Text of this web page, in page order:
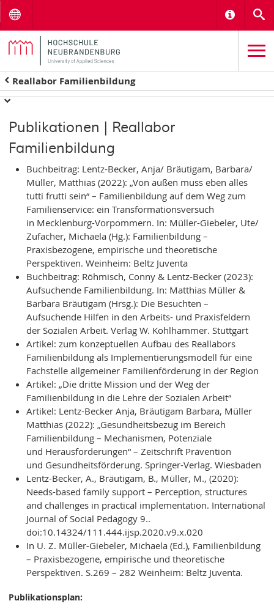
Reallabor Familienbildung
Publikationen | Reallabor
Familienbildung
Buchbeitrag: Lentz-Becker, Anja/ Bräutigam, Barbara/
Müller, Matthias (2022): „Von außen muss eben alles
tutti frutti sein“ – Familienbildung auf dem Weg zum
Familienservice: ein Transformationsversuch
in Mecklenburg-Vorpommern. In: Müller-Giebeler, Ute/
Zufacher, Michaela (Hg.): Familienbildung –
Praxisbezogene, empirische und theoretische
Perspektiven. Weinheim: Beltz Juventa
Buchbeitrag: Röhmisch, Conny & Lentz-Becker (2023):
Aufsuchende Familienbildung. In: Matthias Müller &
Barbara Bräutigam (Hrsg.): Die Besuchten –
Aufsuchende Hilfen in den Arbeits- und Praxisfeldern
der Sozialen Arbeit. Verlag W. Kohlhammer. Stuttgart
Artikel: zum konzeptuellen Aufbau des Reallabors
Familienbildung als Implementierungsmodell für eine
Fachstelle allgemeiner Familienförderung in der Region
Artikel: „Die dritte Mission und der Weg der
Familienbildung in die Lehre der Sozialen Arbeit“
Artikel: Lentz-Becker Anja, Bräutigam Barbara, Müller
Matthias (2022): „Gesundheitsbezug im Bereich
Familienbildung – Mechanismen, Potenziale
und Herausforderungen“ – Zeitschrift Prävention
und Gesundheitsförderung. Springer-Verlag. Wiesbaden
Lentz-Becker, A., Bräutigam, B., Müller, M., (2020):
Needs-based family support – Perception, structures
and challenges in practical implementation. International
Journal of Social Pedagogy 9..
doi:10.14324/111.444.ijsp.2020.v9.x.020
In U. Z. Müller-Giebeler, Michaela (Ed.), Familienbildung
– Praxisbezogene, empirische und theoretische
Perspektiven. S.269 – 282 Weinheim: Beltz Juventa.
Publikationsplan: